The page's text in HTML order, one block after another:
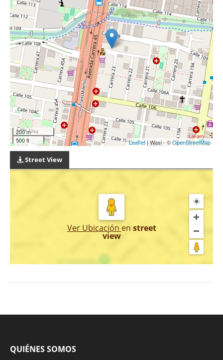
200 m
500 ft
Leaflet | Wasi - ©OpenStreetMap
Street View
Ver Ubicación en street
view
QUIÉNES SOMOS